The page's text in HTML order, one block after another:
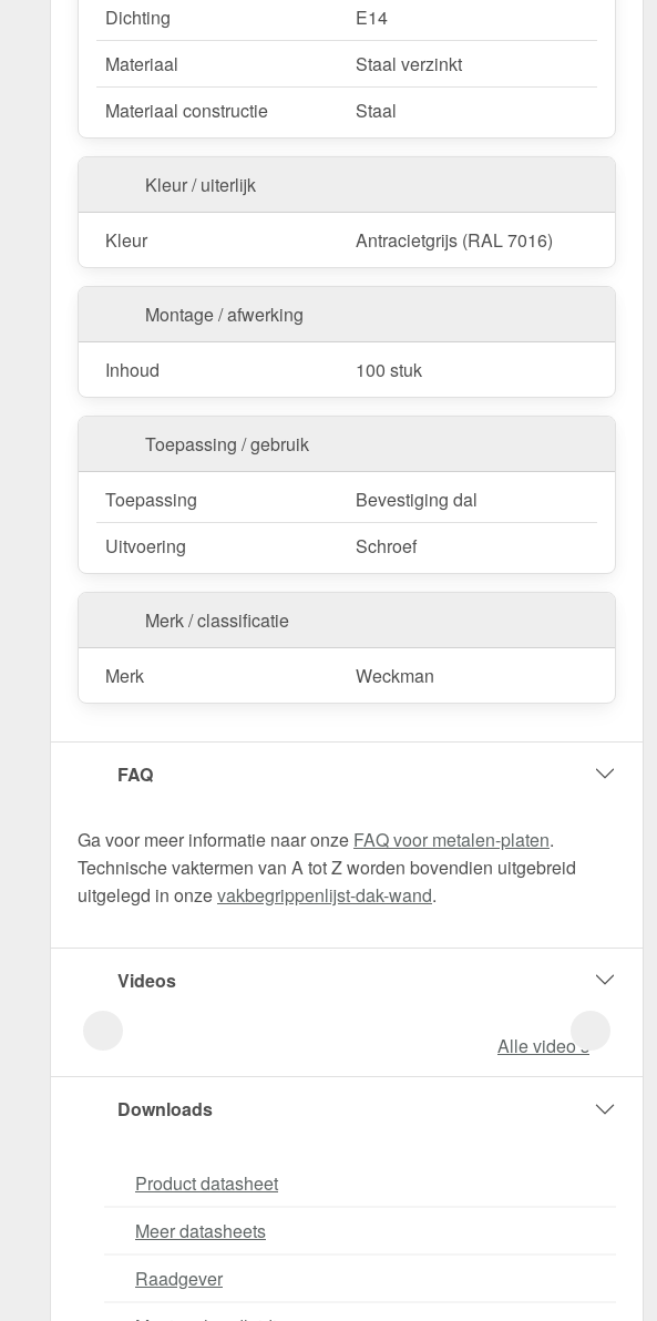
Dichting
E14
Materiaal
Staal verzinkt
Materiaal constructie
Staal
Kleur / uiterlijk
Kleur Antracietgrijs (RAL 7016)
Montage / afwerking
Inhoud 100 stuk
Toepassing / gebruik
Toepassing
Bevestiging dal
Uitvoering
Schroef
Merk / classificatie
Merk Weckman
FAQ
Ga voor meer informatie naar onze FAQ voor metalen-platen.
Technische vaktermen van A tot Z worden bovendien uitgebreid
uitgelegd in onzevakbegrippenlijst-dak-wand.
Videos
Alle video‘s
Downloads
Product datasheet
Meer datasheets
Raadgever